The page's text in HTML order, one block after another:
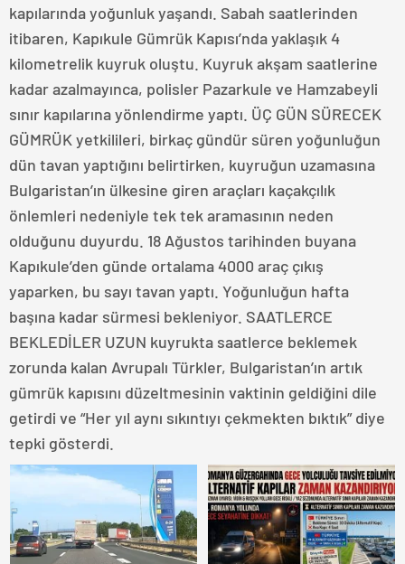
kapılarında yoğunluk yaşandı. Sabah saatlerinden
itibaren, Kapıkule Gümrük Kapısı’nda yaklaşık 4
kilometrelik kuyruk oluştu. Kuyruk akşam saatlerine
kadar azalmayınca, polisler Pazarkule ve Hamzabeyli
sınır kapılarına yönlendirme yaptı. ÜÇ GÜN SÜRECEK
GÜMRÜK yetkilileri, birkaç gündür süren yoğunluğun
dün tavan yaptığını belirtirken, kuyruğun uzamasına
Bulgaristan’ın ülkesine giren araçları kaçakçılık
önlemleri nedeniyle tek tek aramasının neden
olduğunu duyurdu. 18 Ağustos tarihinden buyana
Kapıkule’den günde ortalama 4000 araç çıkış
yaparken, bu sayı tavan yaptı. Yoğunluğun hafta
başına kadar sürmesi bekleniyor. SAATLERCE
BEKLEDİLER UZUN kuyrukta saatlerce beklemek
zorunda kalan Avrupalı Türkler, Bulgaristan’ın artık
gümrük kapısını düzeltmesinin vaktinin geldiğini dile
getirdi ve “Her yıl aynı sıkıntıyı çekmekten bıktık” diye
tepki gösterdi.